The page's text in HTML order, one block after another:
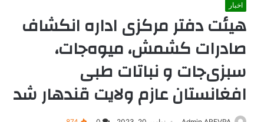
اخبار
هیئت دفتر مرکزی اداره انکشاف
صادرات کشمش، میوه‌جات،
سبزی‌جات و نباتات طبی
افغانستان عازم ولایت قندهار شد